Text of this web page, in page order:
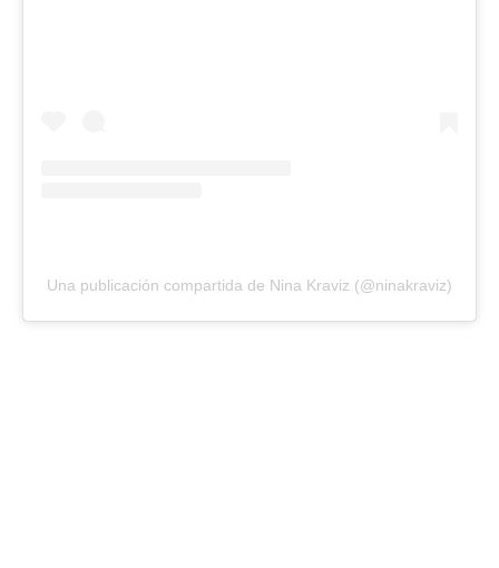
Una publicación compartida de Nina Kraviz (@ninakraviz)